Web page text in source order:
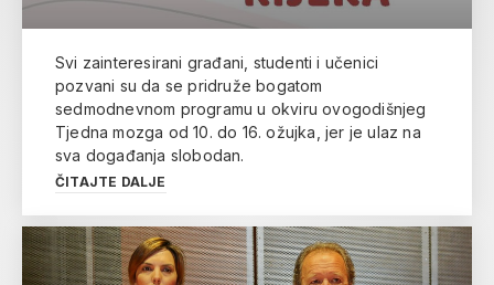
Svi zainteresirani građani, studenti i učenici
pozvani su da se pridruže bogatom
sedmodnevnom programu u okviru ovogodišnjeg
Tjedna mozga od 10. do 16. ožujka, jer je ulaz na
sva događanja slobodan.
ČITAJTE DALJE